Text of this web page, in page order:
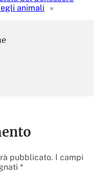
animali
»
pubblicato. I campi
*